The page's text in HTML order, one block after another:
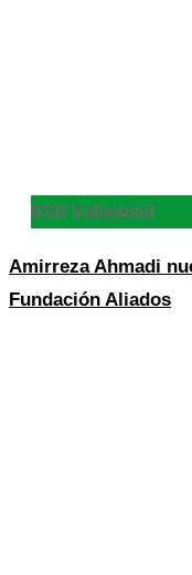
BSR Valladolid
Amirreza Ahmadi
Fundación Aliados